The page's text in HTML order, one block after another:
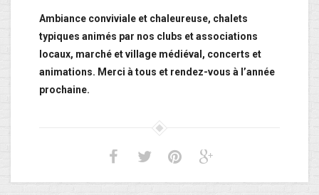
Ambiance conviviale et chaleureuse, chalets
typiques animés par nos clubs et associations
locaux, marché et village médiéval, concerts et
animations. Merci à tous et rendez-vous à l’année
prochaine.